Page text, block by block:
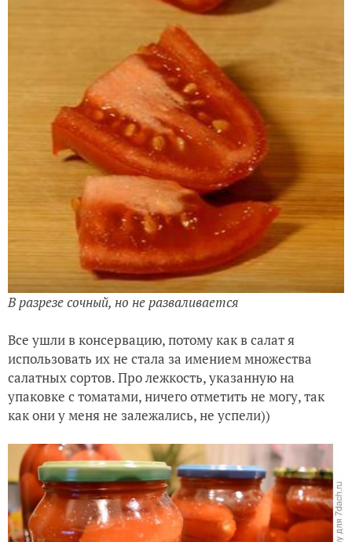
В разрезе сочный, но не разваливается
Все ушли в консервацию, потому как в салат я
использовать их не стала за имением множества
салатных сортов. Про лежкость, указанную на
упаковке с томатами, ничего отметить не могу, так
как они у меня не залежались, не успели))